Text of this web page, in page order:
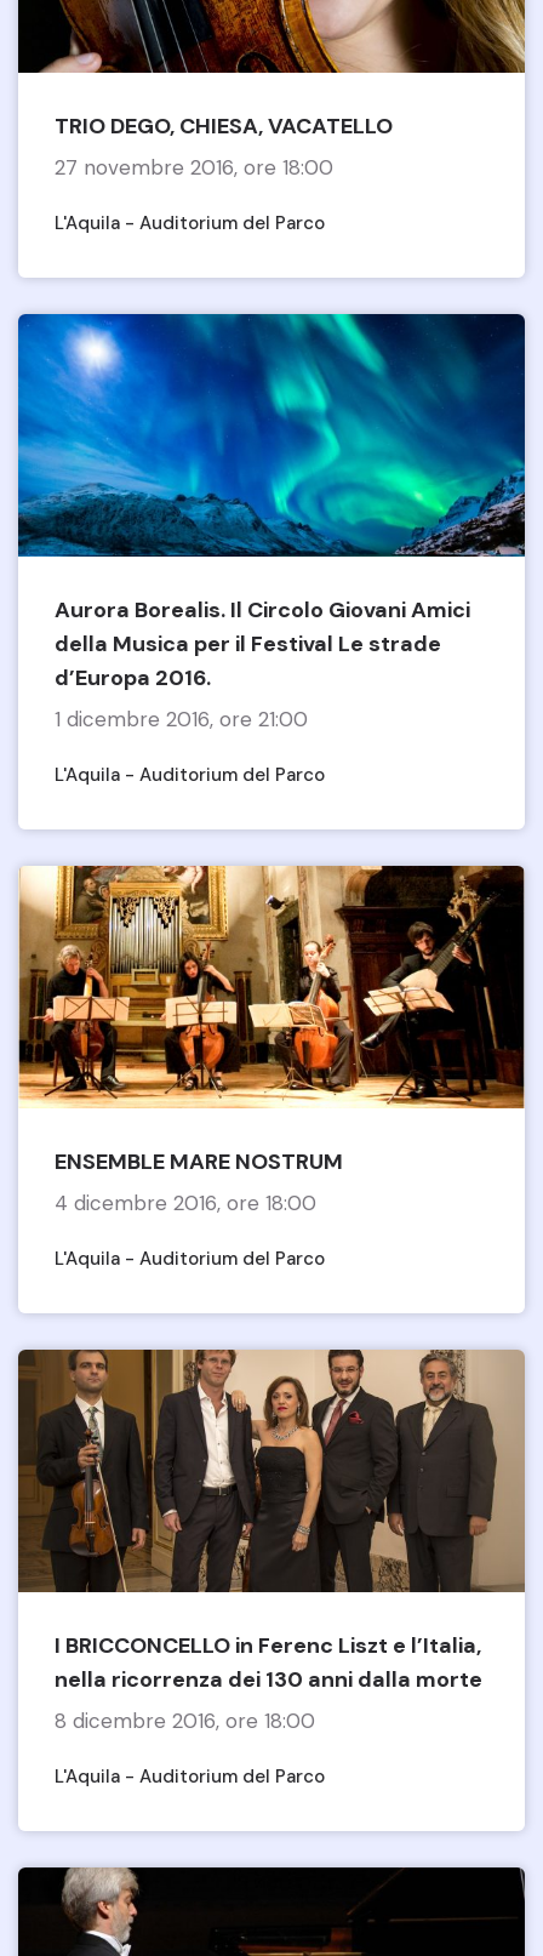
TRIO DEGO, CHIESA, VACATELLO
27 novembre 2016, ore 18:00
L'Aquila - Auditorium del Parco
Aurora Borealis. Il Circolo Giovani Amici
della Musica per il Festival Le strade
d’Europa 2016.
1 dicembre 2016, ore 21:00
L'Aquila - Auditorium del Parco
ENSEMBLE MARE NOSTRUM
4 dicembre 2016, ore 18:00
L'Aquila - Auditorium del Parco
I BRICCONCELLO in Ferenc Liszt e l’Italia,
nella ricorrenza dei 130 anni dalla morte
8 dicembre 2016, ore 18:00
L'Aquila - Auditorium del Parco